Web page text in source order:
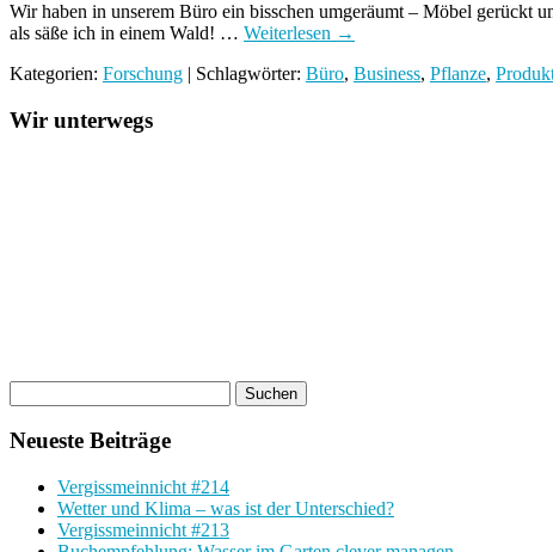
Wir haben in unserem Büro ein bisschen umgeräumt – Möbel gerückt
als säße ich in einem Wald! … Weiterlesen →
Kategorien: Forschung | Schlagwörter: Büro, Business, Pflanze,
Wir unterwegs
Neueste Beiträge
Vergissmeinnicht #214
Wetter und Klima – was ist der Unterschied?
Vergissmeinnicht #213